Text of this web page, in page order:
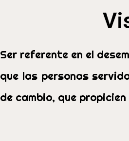
Ser referente en el
que las personas
de cambio, que